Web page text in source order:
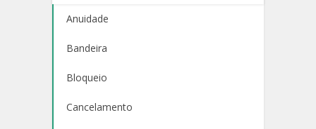
Anuidade
Bandeira
Bloqueio
Cancelamento